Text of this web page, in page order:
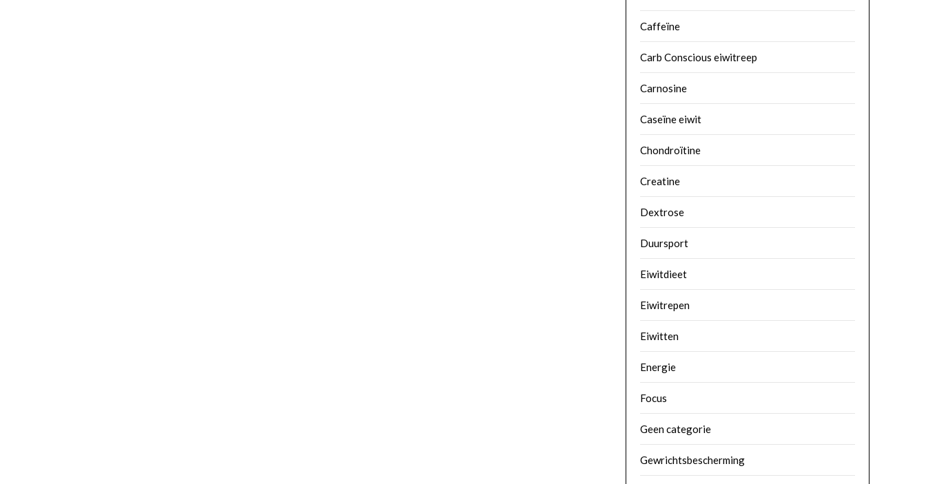
Caffeïne
Carb Conscious eiwitreep
Carnosine
Caseïne eiwit
Chondroïtine
Creatine
Dextrose
Duursport
Eiwitdieet
Eiwitrepen
Eiwitten
Energie
Focus
Geen categorie
Gewrichtsbescherming